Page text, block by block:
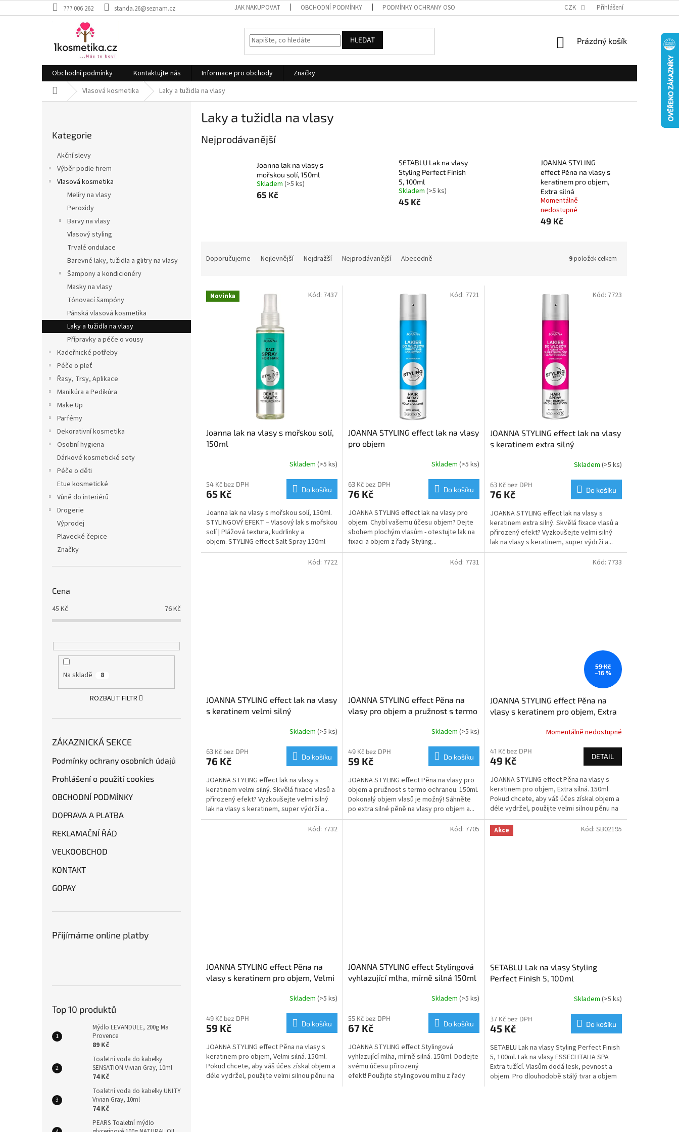
na
777 006 262 standa.26@seznam.cz JAK NAKUPOVAT OBCHODNÍ PODMÍNKY PODMÍNKY OCHRANY OSOBNÍCH ÚDAJŮ CZK Přihlášení
HLEDAT
NÁKUPNÍ
Prázdný košík
Obchodní podmínky Kontaktujte nás Informace pro obchody
Značky
Domů Vlasová kosmetika Laky a tužidla na vlasy
kategorie
Kategorie
Akční slevy
Výběr podle firem
Vlasová kosmetika
Melíry na vlasy
Peroxidy
Barvy na vlasy
Vlasový styling
Trvalé ondulace
Barevné laky, tužidla a glitry na vlasy
Šampony a kondicionéry
Masky na vlasy
Tónovací šampóny
Pánská vlasová kosmetika
Laky a tužidla na vlasy
Přípravky a péče o vousy
Kadeřnické potřeby
Péče o pleť
Řasy, Trsy, Aplikace
Manikúra a Pedikúra
Make Up
Parfémy
Dekorativní kosmetika
Osobní hygiena
Dárkové kosmetické sety
Péče o děti
Etue kosmetické
Vůně do interiérů
Drogerie
Výprodej
Plavecké čepice
Značky
Cena
45 Kč 76Kč
Na skladě 8
ROZBALIT FILTR
ZÁKAZNICKÁ SEKCE
Podmínky ochrany osobních údajů
Prohlášení o použití cookies
OBCHODNÍ PODMÍNKY
DOPRAVA A PLATBA
REKLAMAČNÍ ŘÁD
VELKOOBCHOD
KONTAKT
GOPAY
Přijímáme online platby
Top 10 produktů
Mýdlo LEVANDULE, 200g Ma
Provence
89 Kč
Toaletní voda do kabelky
SENSATION Vivian Gray, 10ml
74 Kč
Toaletní voda do kabelky UNITY
Vivian Gray, 10ml
74 Kč
PEARS Toaletní mýdlo
Laky a tužidla na vlasy
Nejprodávanější
Joanna lak na vlasy s
mořskou solí, 150ml
Skladem (>5 ks)
65 Kč
SETABLU Lak na vlasy
Styling Perfect Finish
5, 100ml
Skladem (>5 ks)
45 Kč
JOANNA STYLING
effect Pěna na vlasy s
keratinem pro objem,
Extra silná
Momentálně
nedostupné
49 Kč
n
Doporučujeme Nejlevnější Nejdražší Nejprodávanější Abecedně 9položek celkem
V Novinka
Joanna lak na vlasy s mořskou solí,
150ml
Skladem (>5 ks)
54 Kč bez DPH
65 Kč Do košíku
Joanna lak na vlasy s mořskou solí, 150ml.
STYLINGOVÝ EFEKT – Vlasový lak s mořskou
solí | Plážová textura, kudrlinky a
objem. STYLING effect Salt Spray 150ml -
plážová...
Kód: 7437
JOANNA STYLING effect lak na vlasy
pro objem
Skladem (>5 ks)
63 Kč bez DPH
76 Kč Do košíku
JOANNA STYLING effect lak na vlasy pro
objem. Chybí vašemu účesu objem? Dejte
sbohem plochým vlasům - otestujte lak na
fixaci a objem z řady Styling...
Kód: 7721
JOANNA STYLING effect lak na vlasy
s keratinem extra silný
Skladem (>5 ks)
63 Kč bez DPH
76 Kč Do košíku
JOANNA STYLING effect lak na vlasy s
keratinem extra silný. Skvělá fixace vlasů a
přirozený efekt? Vyzkoušejte velmi silný
lak na vlasy s keratinem, super výdrží a...
Kód: 7723
JOANNA STYLING effect lak na vlasy
s keratinem velmi silný
Skladem (>5 ks)
63 Kč bez DPH
76 Kč Do košíku
JOANNA STYLING effect lak na vlasy s
keratinem velmi silný. Skvělá fixace vlasů a
přirozený efekt? Vyzkoušejte velmi silný
lak na vlasy s keratinem, super výdrží a...
Kód: 7722
JOANNA STYLING effect Pěna na
vlasy pro objem a pružnost s termo
Skladem (>5 ks)
49 Kč bez DPH
59 Kč Do košíku
JOANNA STYLING effect Pěna na vlasy pro
objem a pružnost s termo ochranou. 150ml.
Dokonalý objem vlasů je možný! Sáhněte
po extra silné pěně na vlasy pro objem a...
Kód: 7731
59 Kč
–16 %
JOANNA STYLING effect Pěna na
vlasy s keratinem pro objem, Extra
Momentálně nedostupné
41 Kč bez DPH
49 Kč DETAIL
JOANNA STYLING effect Pěna na vlasy s
keratinem pro objem, Extra silná. 150ml.
Pokud chcete, aby váš účes získal objem a
déle vydržel, použijte velmi silnou pěnu na
vlasy...
Kód: 7733
JOANNA STYLING effect Pěna na
vlasy s keratinem pro objem, Velmi
Skladem (>5 ks)
49 Kč bez DPH
59 Kč Do košíku
JOANNA STYLING effect Pěna na vlasy s
keratinem pro objem, Velmi silná. 150ml.
Pokud chcete, aby váš účes získal objem a
déle vydržel, použijte velmi silnou pěnu na
Kód: 7732
JOANNA STYLING effect Stylingová
vyhlazující mlha, mírně silná 150ml
Skladem (>5 ks)
55 Kč bez DPH
67 Kč Do košíku
JOANNA STYLING effect Stylingová
vyhlazující mlha, mírně silná. 150ml. Dodejte
svému účesu přirozený
efekt! Použijte stylingovou mlhu z řady
Kód: 7705 Akce
SETABLU Lak na vlasy Styling
Perfect Finish 5, 100ml
Skladem (>5 ks)
37 Kč bez DPH
45 Kč Do košíku
SETABLU Lak na vlasy Styling Perfect Finish
5, 100ml. Lak na vlasy ESSECI ITALIA SPA
Extra tužící. Vlasům dodá lesk, pevnost a
objem. Pro dlouhodobě stálý tvar a objem
Kód: SB02195